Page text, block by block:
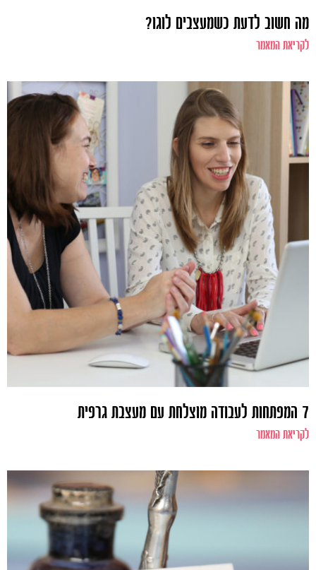
מה חשוב לדעת כשמעצבים לוגו?
לקריאת המאמר
7 המפתחות לעבודה מוצלחת עם מעצבת גרפית
לקריאת המאמר